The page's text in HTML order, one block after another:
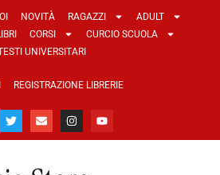
NOVITÀ RAGAZZI
ADULT
CORSI
CURCIO SCUOLA
UNIVERSITARI
REGISTRAZIONE LIBRERIE